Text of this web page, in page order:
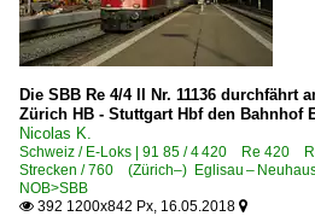
Die SBB Re 4/4 II Nr. 11136 durchfährt
Zürich HB - Stuttgart Hbf den Bahnhof
Nicolas K.
Schweiz / E-Loks | 91 85 / 4 420 Re 420
Strecken / 760 (Zürich–) Eglisau –
NOB>SBB
 392 1200x842 Px, 16.05.2018 